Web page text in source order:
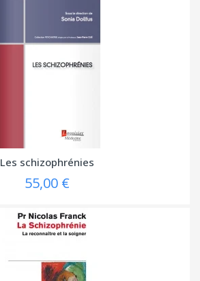
Les schizophrénies
55,00 €